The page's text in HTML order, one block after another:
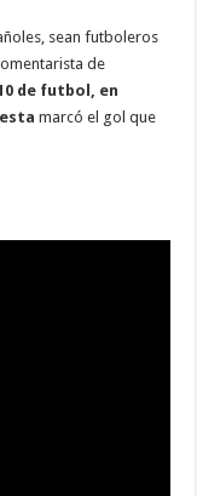
sean futboleros
de
de futbol, en
marcó el gol que